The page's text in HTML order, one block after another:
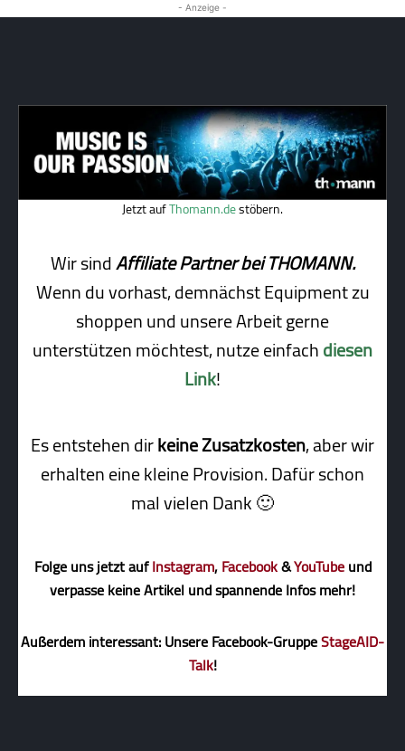
- Anzeige -
Jetzt aufThomann.destöbern.
Wir sindAffiliate Partner bei THOMANN.
Wenn du vorhast, demnächst Equipment zu
shoppen und unsere Arbeit gerne
unterstützen möchtest, nutze einfachdiesen
Link!
Es entstehen dirkeine Zusatzkosten, aber wir
erhalten eine kleine Pro­vi­sion. Dafür schon
mal vielen Dank 🙂
Folge uns jetzt aufInstagram,Facebook&YouTubeund
verpasse keine Artikel und spannende Infos mehr!
Außerdem interessant: Unsere Facebook-GruppeStageAID-
Talk!